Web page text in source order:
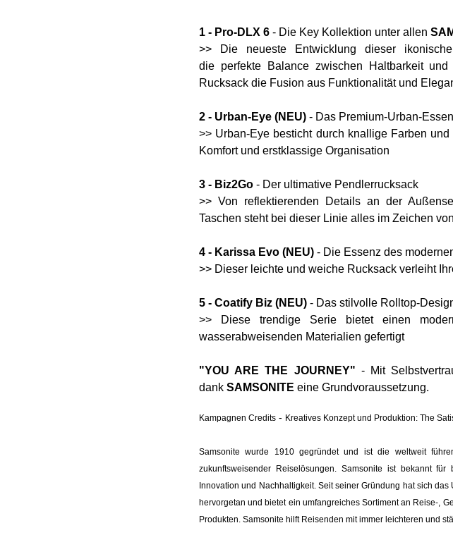
1 - Pro-DLX 6 - Die Key Kollektion unter allen
>> Die neueste Entwicklung dieser
die perfekte Balance zwischen Haltbarkeit
Rucksack die Fusion aus Funktionalität und
2 - Urban-Eye (NEU) - Das Premium-Urban-
>> Urban-Eye besticht durch knallige Farben
Komfort und erstklassige Organisation
3 - Biz2Go - Der ultimative Pendlerrucksack
>> Von reflektierenden Details an der
Taschen steht bei dieser Linie alles im Zeichen
4 - Karissa Evo (NEU) - Die Essenz des
>> Dieser leichte und weiche Rucksack verleiht
5 - Coatify Biz (NEU) - Das stilvolle Rolltop-
>> Diese trendige Serie bietet einen
wasserabweisenden Materialien gefertigt
"YOU ARE THE JOURNEY" - Mit
dank SAMSONITE eine Grundvoraussetzung.
Kampagnen Credits - Kreatives Konzept und Produktion: The
Samsonite wurde 1910 gegründet und ist die weltweit
zukunftsweisender Reiselösungen. Samsonite ist bekannt
Innovation und Nachhaltigkeit. Seit seiner Gründung hat sich
hervorgetan und bietet ein umfangreiches Sortiment an Reise-,
Produkten. Samsonite hilft Reisenden mit immer leichteren und